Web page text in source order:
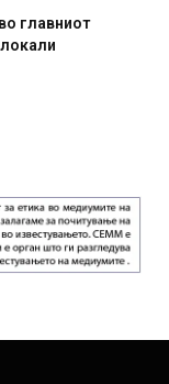
главниот